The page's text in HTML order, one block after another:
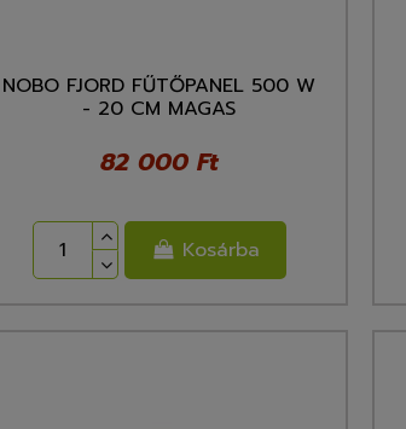
NOBO FJORD FŰTŐPANEL 500 W
- 20 CM MAGAS
82 000 Ft
Kosárba